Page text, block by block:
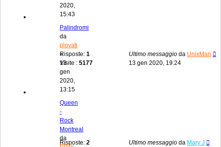
2020,
15:43
Palindromi
da
plovati
»
13
gen
2020,
13:15
Risposte: 1
Visite : 5177
Ultimo messaggio da UnixMan
13 gen 2020, 19:24
Queen
-
Rock
Montreal
da
Risposte: 2
Ultimo messaggio da Mary J